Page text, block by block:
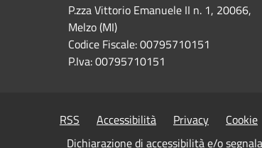
P.zza Vittorio Emanuele II n. 1, 20066,
Melzo (MI)
Codice Fiscale:00795710151
P.Iva:00795710151
RSS Accessibilità Privacy Cookie
Dichiarazione di accessibilità e/o